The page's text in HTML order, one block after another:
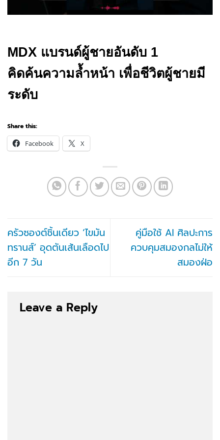
MDX แบรนด์ผู้ชายอันดับ 1
คิดค้นความล้ำหน้า เพื่อชีวิตผู้ชายมี
ระดับ
Share this:
Facebook
X
ครัวซองต์ชิ้นเดียว ‘ไขมัน
ทรานส์’ อุดตันเส้นเลือดไป
อีก 7 วัน
คู่มือใช้ AI ศิลปะการ
ควบคุมสมองกลไม่ให้
สมองฝ่อ
Leave a Reply